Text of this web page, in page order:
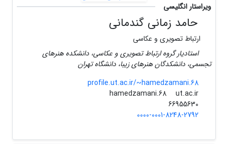
ویراستار انگلیسی
حامد زمانی گندمانی
ارتباط تصویری و عکاسی
استادیار گروه ارتباط تصویری و عکاسی، دانشکده هنرهای
تجسمی، دانشکدگان هنرهای زیبا، دانشگاه تهران
profile.ut.ac.ir/~hamedzamani.68
hamedzamani.68
ut.ac.ir
0000-0001-8248-2792